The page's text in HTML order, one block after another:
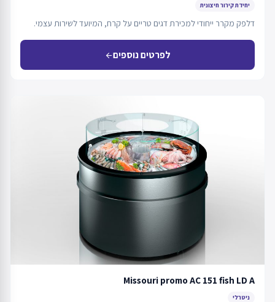
יחידת קירור חיצונית
דלפק מקרר ייחודי למכירת דגים טריים על קרח, המיועד לשירות עצמי.
לפרטים נוספיםarrow_back
Missouri promo AC 151 fish LD A
ניטרלי